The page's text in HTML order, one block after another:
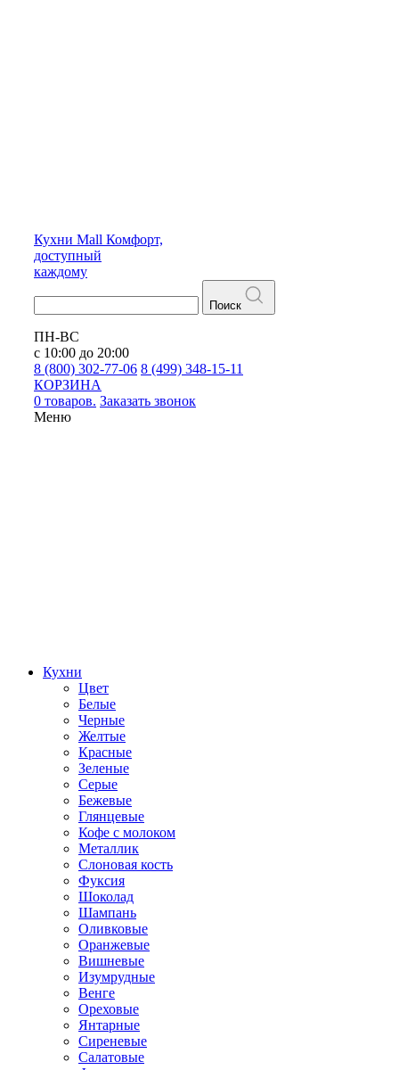
Кухни Mall Комфорт,
доступный
каждому
Поиск
ПН-ВС
с 10:00 до 20:00
8 (800) 302-77-06 8 (499) 348-15-11
КОРЗИНА
0 товаров. Заказать звонок
Меню
Кухни
Цвет
Белые
Черные
Желтые
Красные
Зеленые
Серые
Бежевые
Глянцевые
Кофе с молоком
Металлик
Слоновая кость
Фуксия
Шоколад
Шампань
Оливковые
Оранжевые
Вишневые
Изумрудные
Венге
Ореховые
Янтарные
Сиреневые
Салатовые